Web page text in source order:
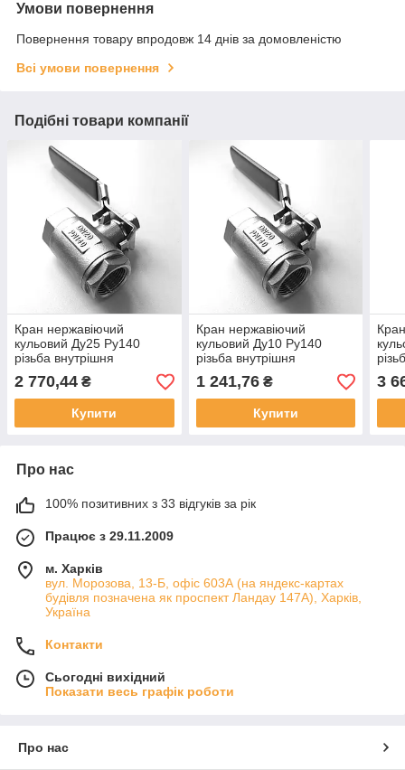
Умови повернення
Повернення товару впродовж 14 днів за домовленістю
Всі умови повернення
Подібні товари компанії
Кран нержавіючий
кульовий Ду25 Ру140
різьба внутрішня
GENEBRE 2008 AISI316
2 770,44 ₴
Купити
Кран нержавіючий
кульовий Ду10 Ру140
різьба внутрішня
GENEBRE 2008 AISI316
1 241,76₴
Купити
3
Про нас
100% позитивних з 33 відгуків за рік
Працює з 29.11.2009
м. Харків
вул. Морозова, 13-Б, офіс 603А (на яндекс-картах
будівля позначена як проспект Ландау 147А), Харків,
Україна
Контакти
Сьогодні вихідний
Показати весь графік роботи
Про нас